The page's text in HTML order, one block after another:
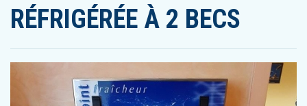
RÉFRIGÉRÉE À 2 BECS